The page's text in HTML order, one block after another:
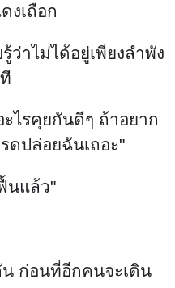
งเถือก
ว่าไม่ได้อยู่เพียงลำพัง
ไรคุยกันดีๆ ถ้าอยาก
ดปล่อยฉันเถอะ"
นแล้ว"
ก่อนที่อีกคนจะเดิน